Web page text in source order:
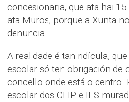
concesionaria, que ata hai
ata Muros, porque a Xunta
denuncia.
A realidade é tan ridícula,
escolar só ten obrigación de
concello onde está o centro.
escolar dos CEIP e IES